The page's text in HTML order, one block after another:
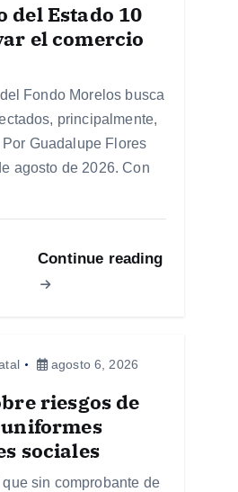
del Estado 10
el comercio
Fondo Morelos busca
principalmente,
Guadalupe Flores
agosto de 2026. Con
Continue reading
agosto 6, 2026
riesgos de
sociales
sin comprobante de